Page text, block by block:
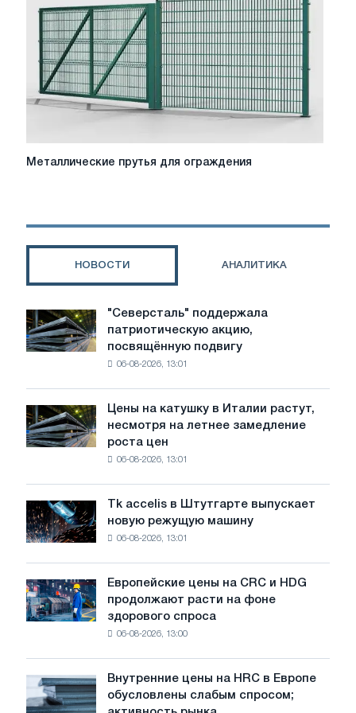
для
дома
Металлические
Металлические прутья для ограждения
НОВОСТИ АНАЛИТИКА
"Северсталь"
поддержала
патриотическую
советской
авиации
в
Великой
Отечественной
войны
"Северсталь" поддержала
патриотическую акцию,
посвящённую подвигу
06-08-2026, 13:01
Цены
на
катушку
несмотря
на
летнее
замедление
роста
цен
Цены на катушку в Италии растут,
несмотря на летнее замедление
роста цен
06-08-2026, 13:01
Tk
accelis
в
новую
режущую
машину
Tk accelis в Штутгарте выпускает
новую режущую машину
06-08-2026, 13:01
Европейские
цены
на
продолжают
расти
Европейские цены на CRC и HDG
продолжают расти на фоне
здорового спроса
06-08-2026, 13:00
Внутренние
цены
Внутренние цены на HRC в Европе
обусловлены слабым спросом;